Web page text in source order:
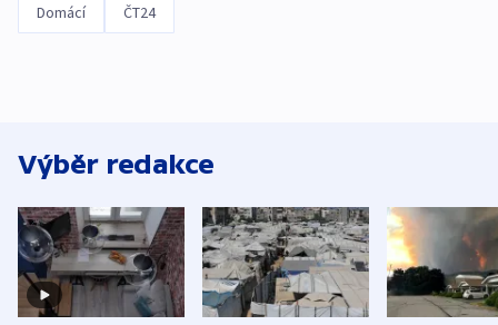
Domácí ČT24
Výběr redakce